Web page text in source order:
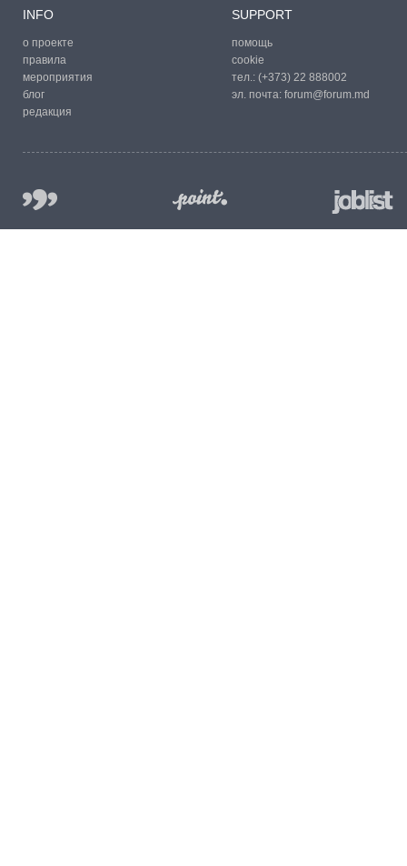
INFO
о проекте
правила
мероприятия
блог
редакция
SUPPORT
помощь
cookie
тел.: (+373) 22 888002
эл. почта: forum@forum.md